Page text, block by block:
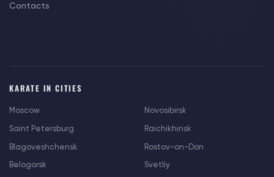
Contacts
KARATE IN CITIES
Moscow
Saint Petersburg
Blagoveshchensk
Belogorsk
Novosibirsk
Raichikhinsk
Rostov-on-Don
Svetliy